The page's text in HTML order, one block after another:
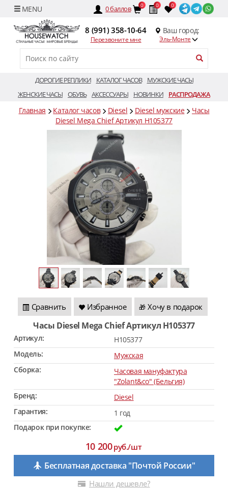
0баллов 0 0 0
8 (991) 358-10-64
Перезвоните мне
Ваш город:
Эль-Монте
ДОРОГИЕ РЕПЛИКИ КАТАЛОГ ЧАСОВ
МУЖСКИЕ ЧАСЫ
ЖЕНСКИЕ ЧАСЫ ОБУВЬ АКСЕССУАРЫ НОВИНКИ РАСПРОДАЖА
Главная Каталог часов Diesel Diesel мужские
Часы
Diesel Mega Chief Артикул H105377
Сравнить Избранное 🎁 Хочу в подарок
Часы Diesel Mega Chief Артикул H105377
Артикул:
H105377
Модель:
Мужская
Сборка:
Часовая мануфактура
"Zolant&co" (Бельгия)
Бренд:
Diesel
Гарантия:
1 год
Подарок при покупке:
10 200руб./шт
Бесплатная доставка "Почтой России"
Нашли дешевле?